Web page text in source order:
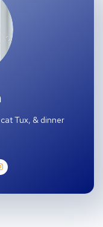
Tux, & dinner